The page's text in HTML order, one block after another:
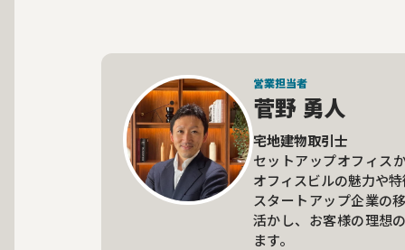
営業担当者
菅野 勇人
宅地建物取引士
セットアップオフィス
オフィスビルの魅力や
スタートアップ企業の
活かし、お客様の理想
ます。